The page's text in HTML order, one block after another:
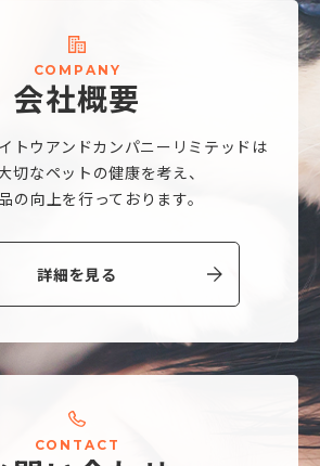
CO M P AN Y
会社概要
イトウアンドカンパニーリミテッドは
切なペットの健康を考え、
の向上を行っております。
詳細を見る
CO N T A C T